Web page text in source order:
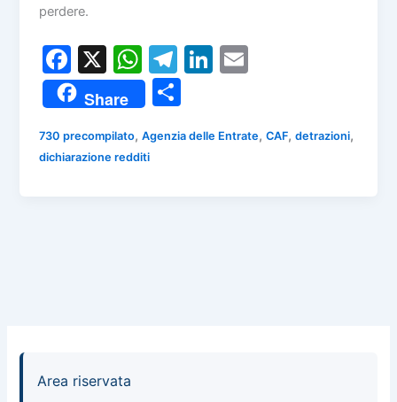
perdere.
F
a
c
e
b
X
W
h
at
s
A
T
el
e
gr
Li
e l
Share
n
730 precompilato,Agenzia delle Entrate,CAF,detrazioni,
dichiarazione redditi
Area riservata